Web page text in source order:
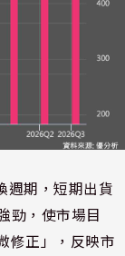
週期，短期出貨
勁，使市場目
修正」，反映市